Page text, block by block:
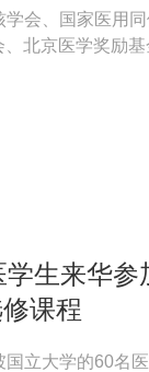
会、国家医用
北京医学奖励
生来华参
课程
立大学的60名